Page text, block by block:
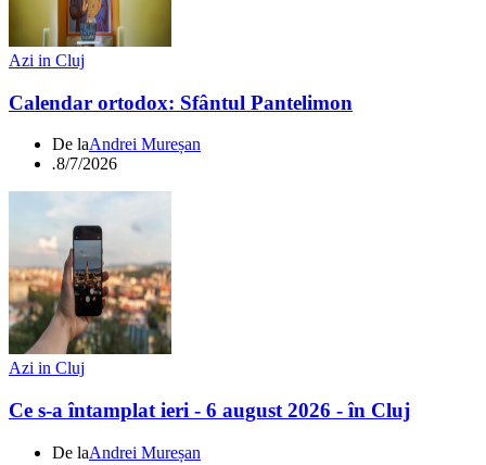
Azi in Cluj
Calendar ortodox: Sfântul Pantelimon
De laAndrei Mureșan
.8/7/2026
Azi in Cluj
Ce s-a întamplat ieri - 6 august 2026 - în Cluj
De laAndrei Mureșan